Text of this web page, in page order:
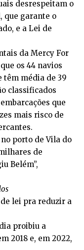
desrespeitam o
que garante o
e a Lei de
da Mercy For
os 44 navios
têm média de 39
classificados
que
mais risco de
porto de Vila do
de
Belém”,
lei pra reduzir a
proibiu a
2018 e, em 2022,